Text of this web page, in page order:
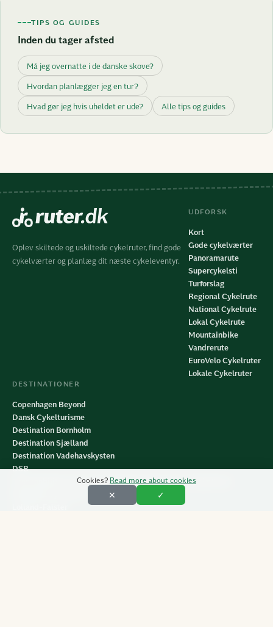
TIPS OG GUIDES
Inden du tager afsted
Må jeg overnatte i de danske skove?
Hvordan planlægger jeg en tur?
Hvad gør jeg hvis uheldet er ude? Alle tips og guides
Oplev skiltede og uskiltede cykelruter, find gode
cykelværter og planlæg dit næste cykeleventyr.
UDFORSK
Kort
Gode cykelværter
Panoramarute
Supercykelsti
Turforslag
Regional Cykelrute
National Cykelrute
Lokal Cykelrute
Mountainbike
Vandrerute
EuroVelo Cykelruter
Lokale Cykelruter
DESTINATIONER
Copenhagen Beyond
Dansk Cykelturisme
Destination Bornholm
Destination Sjælland
Destination Vadehavskysten
DSB
Grøn mobilitet til og i Nationalpark Kongernes Nordsjælland
Cookies? Read more about cookies
✕ ✓